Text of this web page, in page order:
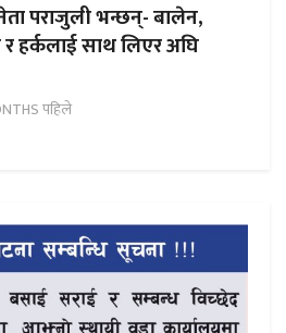
पराजुली भन्छन्- बालेन,
हर्कलाई साथ लिएर अघि
पहिले